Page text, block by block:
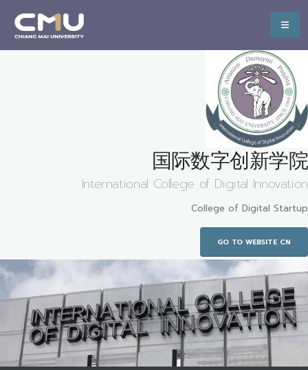
国际数字创新学院
International College of Digital Innovation
College of Digital Startup
GO TO WEBSITE CN